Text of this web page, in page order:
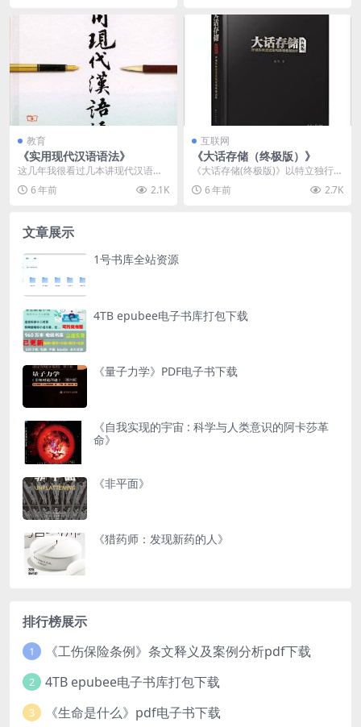
教育
《实用现代汉语语法》
这几年我很看过几本讲现代汉语语
法的书，得到一个印象是这些书的
读者对象不明确，不知...
6 年前 2.1K
互联网
《大话存储（终极版）》
《大话存储(终极版)》以特立独行的
行文风格向读者阐述了整个网络存
储系统。从硬盘到...
6 年前 2.7K
文章展示
1号书库全站资源
4TB epubee电子书库打包下载
《量子力学》PDF电子书下载
《自我实现的宇宙 : 科学与人类意识的阿卡莎革
命》
《非平面》
《猎药师：发现新药的人》
排行榜展示
1 《工伤保险条例》条文释义及案例分析pdf下载
2 4TB epubee电子书库打包下载
3 《生命是什么》pdf电子书下载